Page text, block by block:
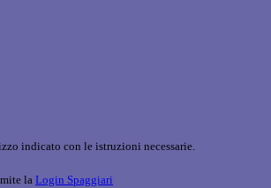
indicato con le istruzioni necessarie.
la Login Spaggiari